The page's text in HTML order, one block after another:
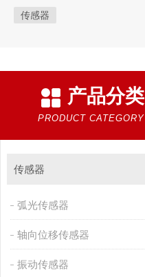
传感器
产品分类
PRODUCT CATEGORY
传感器
弧光传感器
轴向位移传感器
振动传感器